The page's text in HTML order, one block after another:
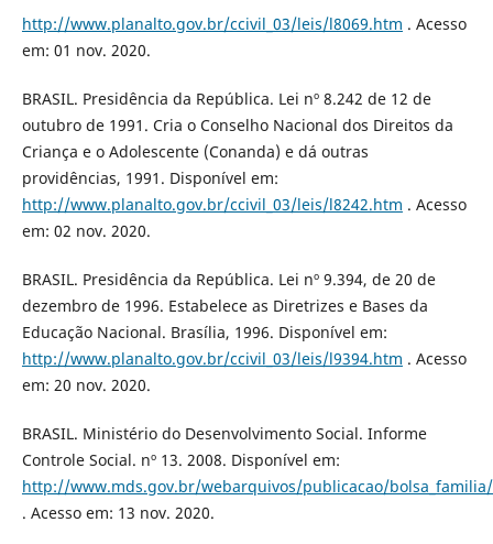
http://www.planalto.gov.br/ccivil_03/leis/l8069.htm . Acesso
em: 01 nov. 2020.
BRASIL. Presidência da República. Lei nº 8.242 de 12 de
outubro de 1991. Cria o Conselho Nacional dos Direitos da
Criança e o Adolescente (Conanda) e dá outras
providências, 1991. Disponível em:
http://www.planalto.gov.br/ccivil_03/leis/l8242.htm . Acesso
em: 02 nov. 2020.
BRASIL. Presidência da República. Lei nº 9.394, de 20 de
dezembro de 1996. Estabelece as Diretrizes e Bases da
Educação Nacional. Brasília, 1996. Disponível em:
http://www.planalto.gov.br/ccivil_03/leis/l9394.htm . Acesso
em: 20 nov. 2020.
BRASIL. Ministério do Desenvolvimento Social. Informe
Controle Social. nº 13. 2008. Disponível em:
http://www.mds.gov.br/webarquivos/publicacao/
. Acesso em: 13 nov. 2020.